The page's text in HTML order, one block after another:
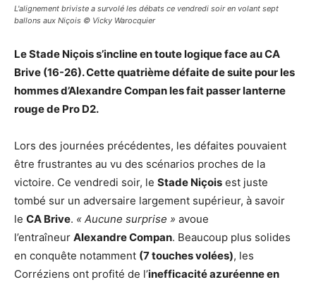
L'alignement briviste a survolé les débats ce vendredi soir en volant sept
ballons aux Niçois © Vicky Warocquier
Le Stade Niçois s’incline en toute logique face au CA
Brive (16-26). Cette quatrième défaite de suite pour les
hommes d’Alexandre Compan les fait passer lanterne
rouge de Pro D2.
Lors des journées précédentes, les défaites pouvaient
être frustrantes au vu des scénarios proches de la
victoire. Ce vendredi soir, le Stade Niçois est juste
tombé sur un adversaire largement supérieur, à savoir
le CA Brive. « Aucune surprise » avoue
l’entraîneur Alexandre Compan. Beaucoup plus solides
en conquête notamment (7 touches volées), les
Corréziens ont profité de l’inefficacité azuréenne en